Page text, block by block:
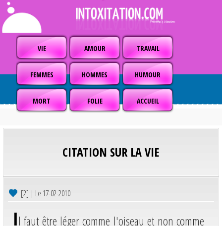
VIE AMOUR TRAVAIL
FEMMES HOMMES HUMOUR
MORT FOLIE ACCUEIL
CITATION SUR LA VIE
[2] | Le 17-02-2010
Il faut être léger comme l'oiseau et non comme